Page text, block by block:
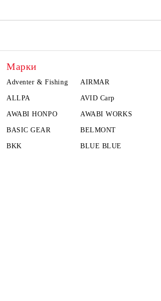
Марки
Adventer & Fishing AIRMAR
ALLPA AVID Carp
AWABI HONPO AWABI WORKS
BASIC GEAR BELMONT
BKK BLUE BLUE